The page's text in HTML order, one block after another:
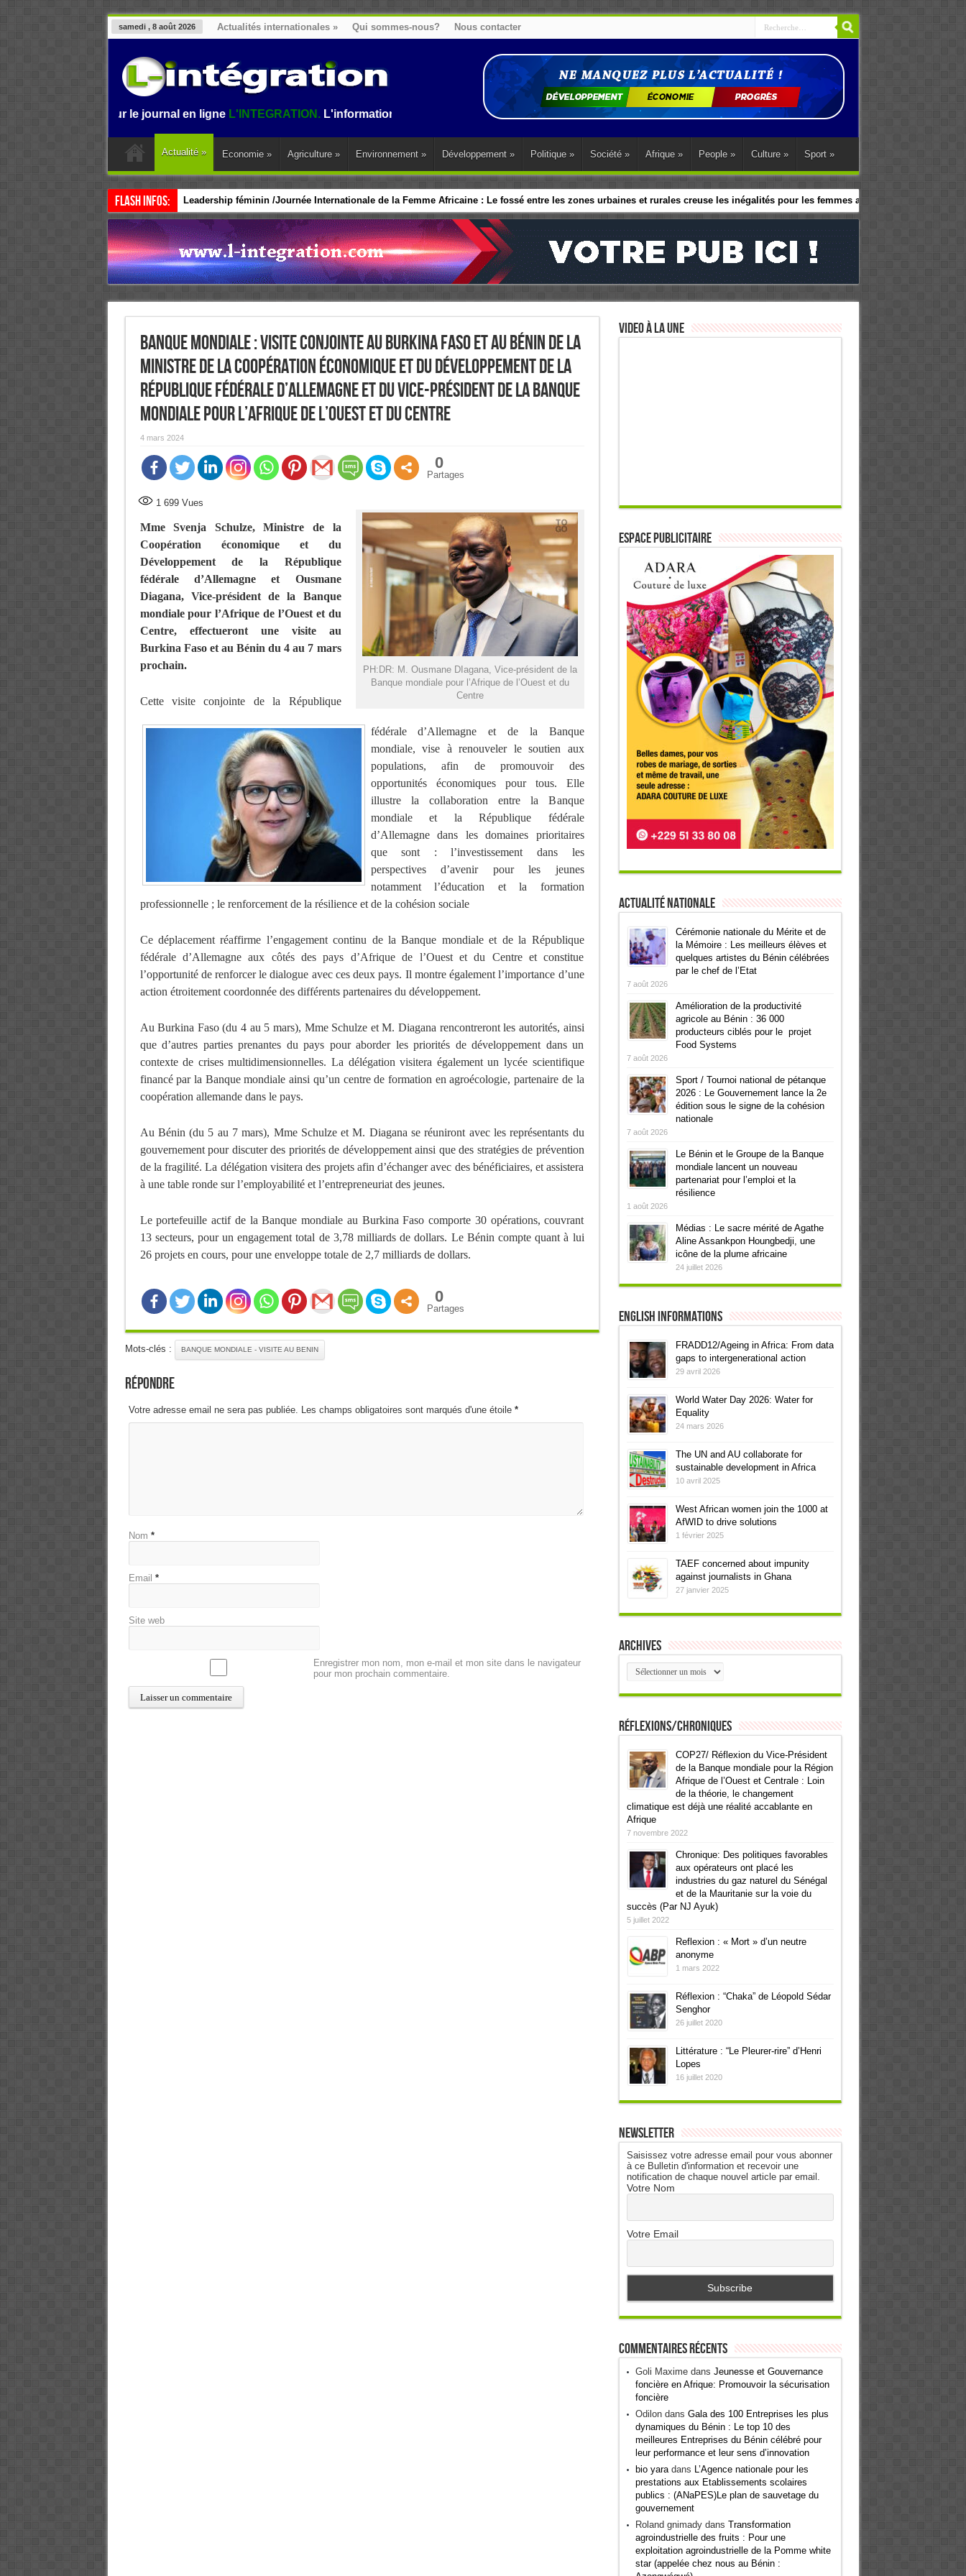
samedi , 8 août 2026 Actualités internationales » Qui sommes-nous? Nous contacter
sur le journal en ligneL'INTEGRATION.L'information au Benin, en Afrique et dans le monde.
Actualité » Economie » Agriculture » Environnement » Développement » Politique » Société » Afrique » People » Culture » Sport »
Flash Infos: Leadership féminin /Journée Internationale de la Femme Africaine : Le fossé entre les zones urbaines et rurales creuse les inégalités pour les femmes africaines
Banque mondiale : Visite conjointe au Burkina Faso et au Bénin de la
Ministre de la Coopération économique et du Développement de la
République fédérale d’Allemagne et du Vice-président de la Banque
mondiale pour l’Afrique de l’Ouest et du Centre
4 mars 2024
0
Partages
1 699Vues
PH:DR: M. Ousmane DIagana, Vice-président de la
Banque mondiale pour l’Afrique de l’Ouest et du
Centre
Mme Svenja Schulze, Ministre de la
Coopération économique et du
Développement de la République
fédérale d’Allemagne et Ousmane
Diagana, Vice-président de la Banque
mondiale pour l’Afrique de l’Ouest et du
Centre, effectueront une visite au
Burkina Faso et au Bénin du 4 au 7 mars
prochain.
Cette visite conjointe de la République
fédérale d’Allemagne et de la Banque
mondiale, vise à renouveler le soutien aux
populations, afin de promouvoir des
opportunités économiques pour tous. Elle
illustre la collaboration entre la Banque
mondiale et la République fédérale
d’Allemagne dans les domaines prioritaires
que sont : l’investissement dans les
perspectives d’avenir pour les jeunes
notamment l’éducation et la formation
professionnelle ; le renforcement de la résilience et de la cohésion sociale
Ce déplacement réaffirme l’engagement continu de la Banque mondiale et de la République
fédérale d’Allemagne aux côtés des pays d’Afrique de l’Ouest et du Centre et constitue
l’opportunité de renforcer le dialogue avec ces deux pays. Il montre également l’importance d’une
action étroitement coordonnée des différents partenaires du développement.
Au Burkina Faso (du 4 au 5 mars), Mme Schulze et M. Diagana rencontreront les autorités, ainsi
que d’autres parties prenantes du pays pour aborder les priorités de développement dans un
contexte de crises multidimensionnelles. La délégation visitera également un lycée scientifique
financé par la Banque mondiale ainsi qu’un centre de formation en agroécologie, partenaire de la
coopération allemande dans le pays.
Au Bénin (du 5 au 7 mars), Mme Schulze et M. Diagana se réuniront avec les représentants du
gouvernement pour discuter des priorités de développement ainsi que des stratégies de prévention
de la fragilité. La délégation visitera des projets afin d’échanger avec des bénéficiaires, et assistera
à une table ronde sur l’employabilité et l’entrepreneuriat des jeunes.
Le portefeuille actif de la Banque mondiale au Burkina Faso comporte 30 opérations, couvrant
13 secteurs, pour un engagement total de 3,78 milliards de dollars. Le Bénin compte quant à lui
26 projets en cours, pour une enveloppe totale de 2,7 milliards de dollars.
0
Partages
Mots-clés : BANQUE MONDIALE - VISITE AU BENIN
Répondre
Votre adresse email ne sera pas publiée. Les champs obligatoires sont marqués d'une étoile *
Nom *
Email *
Site web
Enregistrer mon nom, mon e-mail et mon site dans le navigateur
pour mon prochain commentaire.
Video à la Une
ESPACE PUBLICITAIRE
Actualité Nationale
Cérémonie nationale du Mérite et de
la Mémoire : Les meilleurs élèves et
quelques artistes du Bénin célébrées
par le chef de l’Etat
7 août 2026
Amélioration de la productivité
agricole au Bénin : 36 000
producteurs ciblés pour le projet
Food Systems
7 août 2026
Sport / Tournoi national de pétanque
2026 : Le Gouvernement lance la 2e
édition sous le signe de la cohésion
nationale
7 août 2026
Le Bénin et le Groupe de la Banque
mondiale lancent un nouveau
partenariat pour l’emploi et la
résilience
1 août 2026
Médias : Le sacre mérité de Agathe
Aline Assankpon Houngbedji, une
icône de la plume africaine
24 juillet 2026
English informations
FRADD12/Ageing in Africa: From data
gaps to intergenerational action
29 avril 2026
World Water Day 2026: Water for
Equality
24 mars 2026
The UN and AU collaborate for
sustainable development in Africa
10 avril 2025
West African women join the 1000 at
AfWID to drive solutions
1 février 2025
TAEF concerned about impunity
against journalists in Ghana
27 janvier 2025
Archives
Archives
Réflexions/Chroniques
COP27/ Réflexion du Vice-Président
de la Banque mondiale pour la Région
Afrique de l’Ouest et Centrale : Loin
de la théorie, le changement
climatique est déjà une réalité accablante en
Afrique
7 novembre 2022
Chronique: Des politiques favorables
aux opérateurs ont placé les
industries du gaz naturel du Sénégal
et de la Mauritanie sur la voie du
succès (Par NJ Ayuk)
5 juillet 2022
Reflexion : « Mort » d’un neutre
anonyme
1 mars 2022
Réflexion : “Chaka” de Léopold Sédar
Senghor
26 juillet 2020
Littérature : “Le Pleurer-rire” d’Henri
Lopes
16 juillet 2020
Newsletter
Saisissez votre adresse email pour vous abonner
à ce Bulletin d'information et recevoir une
notification de chaque nouvel article par email.
Votre Nom
Votre Email
Commentaires récents
Goli Maximedans Jeunesse et Gouvernance
foncière en Afrique: Promouvoir la sécurisation
foncière
Odilondans Gala des 100 Entreprises les plus
dynamiques du Bénin : Le top 10 des
meilleures Entreprises du Bénin célébré pour
leur performance et leur sens d’innovation
bio yaradans L’Agence nationale pour les
prestations aux Etablissements scolaires
publics : (ANaPES)Le plan de sauvetage du
gouvernement
Roland gnimadydans Transformation
agroindustrielle des fruits : Pour une
exploitation agroindustrielle de la Pomme white
star (appelée chez nous au Bénin :